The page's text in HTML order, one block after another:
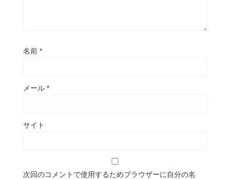
名前 *
メール *
サイト
次回のコメントで使用するためブラウザーに自分の名